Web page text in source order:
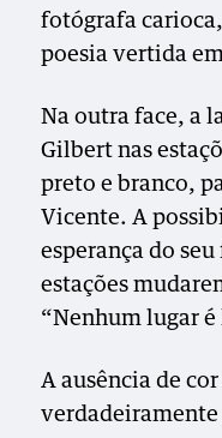
fotógrafa
poesia vertida
Na outra face, a
Gilbert nas
preto e branco,
Vicente. A
esperança do
estações
“Nenhum lugar
A ausência de
verdadeiramente